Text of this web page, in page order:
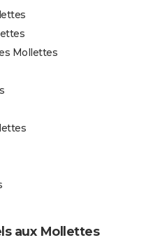
Mollettes
aux Mollettes